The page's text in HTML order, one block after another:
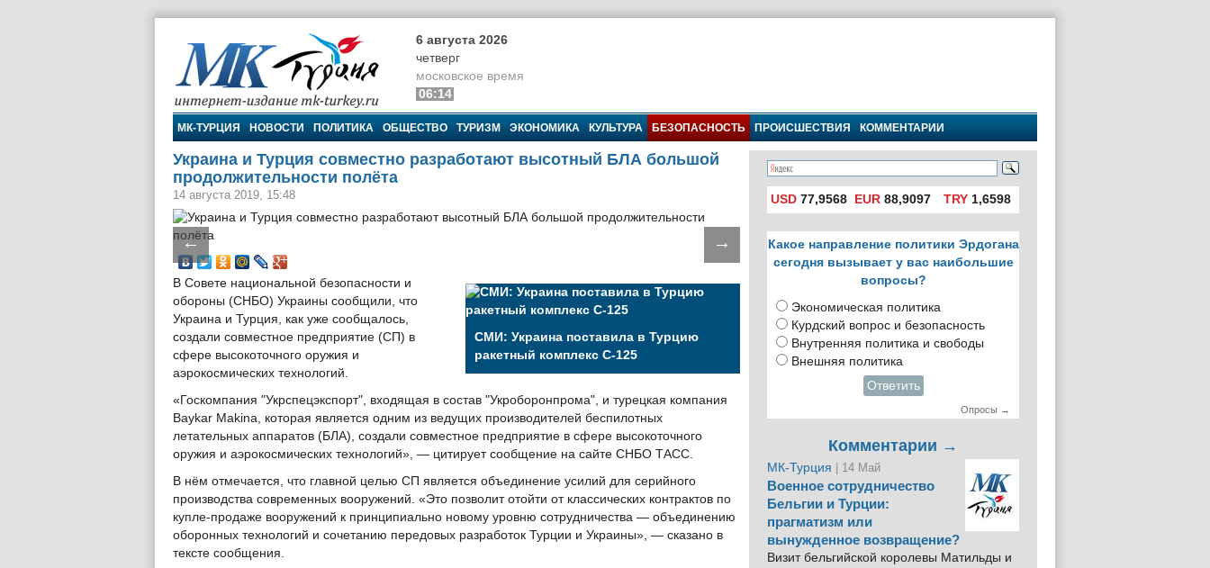
МК-Турция
6 августа 2026
четверг
московское время
06:14
МК-ТУРЦИЯ НОВОСТИ ПОЛИТИКА ОБЩЕСТВО ТУРИЗМ ЭКОНОМИКА КУЛЬТУРА БЕЗОПАСНОСТЬ ПРОИСШЕСТВИЯ КОММЕНТАРИИ
Украина и Турция совместно разработают высотный БЛА большой
продолжительности полёта
14 августа 2019, 15:48
← →
СМИ: Украина поставила в Турцию
ракетный комплекс С-125
В Совете национальной безопасности и
обороны (СНБО) Украины сообщили, что
Украина и Турция, как уже сообщалось,
создали совместное предприятие (СП) в
сфере высокоточного оружия и
аэрокосмических технологий.
«Госкомпания "Укрспецэкспорт", входящая в состав "Укроборонпрома", и турецкая компания
Baykar Makina, которая является одним из ведущих производителей беспилотных
летательных аппаратов (БЛА), создали совместное предприятие в сфере высокоточного
оружия и аэрокосмических технологий», — цитирует сообщение на сайте СНБО ТАСС.
В нём отмечается, что главной целью СП является объединение усилий для серийного
производства современных вооружений. «Это позволит отойти от классических контрактов по
купле-продаже вооружений к принципиально новому уровню сотрудничества — объединению
оборонных технологий и сочетанию передовых разработок Турции и Украины», — сказано в
тексте сообщения.
USD 77,9568 EUR 88,9097 TRY1,6598
Какое направление политики Эрдогана
сегодня вызывает у вас наибольшие
вопросы?
Экономическая политика
Курдский вопрос и безопасность
Внутренняя политика и свободы
Внешняя политика
Ответить
Опросы →
Комментарии →
МК-Турция | 14 Май
Военное сотрудничество
Бельгии и Турции:
прагматизм или
вынужденное возвращение?
Визит бельгийской королевы Матильды и